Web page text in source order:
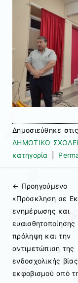
Δημοσιεύθηκε στις
ΔΗΜΟΤΙΚΟ
κατηγορία
Πλοήγηση
← Προηγούμενo
«Πρόσκληση σε
ενημέρωσης και
ευαισθητοποίησης
πρόληψη και την
αντιμετώπιση της
ενδοσχολικής
εκφοβισμού από